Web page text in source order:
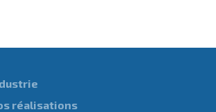
réalisations